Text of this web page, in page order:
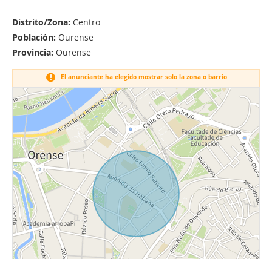
Distrito/Zona: Centro
Población: Ourense
Provincia: Ourense
El anunciante ha elegido mostrar solo la zona o barrio